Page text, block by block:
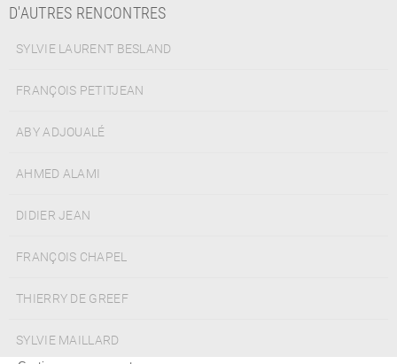
D'AUTRES RENCONTRES
SYLVIE LAURENT BESLAND
FRANÇOIS PETITJEAN
ABY ADJOUALÉ
AHMED ALAMI
DIDIER JEAN
FRANÇOIS CHAPEL
THIERRY DE GREEF
SYLVIE MAILLARD